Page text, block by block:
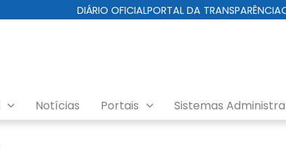
DIÁRIO OFICIALPORTAL DA TRANSPARÊNCIA
Notícias Portais Sistemas